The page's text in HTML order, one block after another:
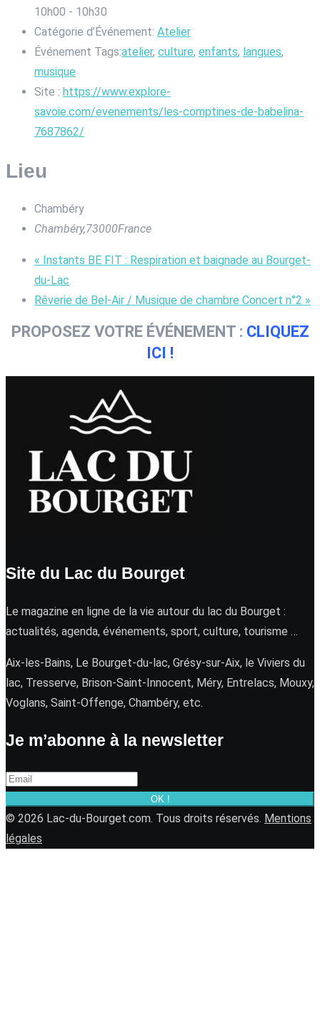
10h00 - 10h30
Catégorie d’Événement: Atelier
Événement Tags:atelier, culture, enfants, langues,
musique
Site : https://www.explore-
savoie.com/evenements/les-comptines-de-babelina-
7687862/
Lieu
Chambéry
Chambéry,73000France
« Instants BE FIT : Respiration et baignade au Bourget-
du-Lac
Rêverie de Bel-Air / Musique de chambre Concert n°2 »
PROPOSEZ VOTRE ÉVÉNEMENT : CLIQUEZ
ICI !
Site du Lac du Bourget
Le magazine en ligne de la vie autour du lac du Bourget :
actualités, agenda, événements, sport, culture, tourisme …
Aix-les-Bains, Le Bourget-du-lac, Grésy-sur-Aix, le Viviers du
lac, Tresserve, Brison-Saint-Innocent, Méry, Entrelacs, Mouxy,
Voglans, Saint-Offenge, Chambéry, etc.
Je m’abonne à la newsletter
OK !
© 2026 Lac-du-Bourget.com. Tous droits réservés. Mentions
légales